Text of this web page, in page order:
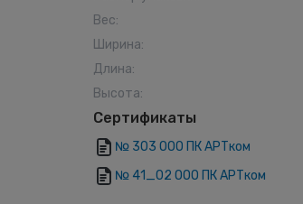
Вес:
Ширина:
Длина:
Высота:
Сертификаты
№ 303 ООО ПК АРТком
№ 41_02 ООО ПК АРТком